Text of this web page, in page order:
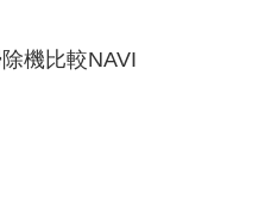
機比較NAVI